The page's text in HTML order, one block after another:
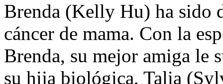
Brenda (Kelly Hu) ha sido
cáncer de mama. Con la
Brenda, su mejor amiga le
su hija biológica, Talia